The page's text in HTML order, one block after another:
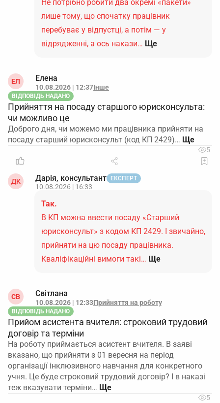
Не потрібно робити два окремі «пакети»
лише тому, що спочатку працівник
перебуває у відпустці, а потім — у
відрядженні, а ось накази… Ще
ЕЛ Елена
10.08.2026 | 12:37Інше
ВІДПОВІДЬ НАДАНО
Прийняття на посаду старшого юрисконсульта:
чи можливо це
Доброго дня, чи можемо ми працівника прийняти на
посаду старший юрисконсульт (код КП 2429)…
5
ДК Дарія, консультант ЕКСПЕРТ
10.08.2026 | 16:33
Так.
В КП можна ввести посаду «Старший
юрисконсульт» з кодом КП 2429. І звичайно,
прийняти на цю посаду працівника.
Кваліфікаційні вимоги такі… Ще
СВ Світлана
10.08.2026 | 12:33Прийняття на роботу
ВІДПОВІДЬ НАДАНО
Прийом асистента вчителя: строковий трудовий
договір та терміни
На роботу приймається асистент вчителя. В заяві
вказано, що прийняти з 01 вересня на період
організації інклюзивного навчання для конкретного
учня. Це буде строковий трудовий договір? І в наказі
теж вказувати терміни…
5